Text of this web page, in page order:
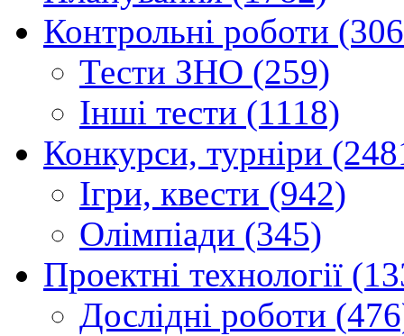
Контрольні роботи
Тести ЗНО (259)
Інші тести (1118)
Конкурси, турніри
Ігри, квести (942)
Олімпіади (345)
Проектні технології
Дослідні роботи